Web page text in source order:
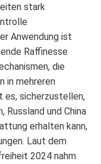
stark
Anwendung ist
Raffinesse
die
in mehreren
es, sicherzustellen,
Russland und China
erhalten kann,
Laut dem
2024 nahm